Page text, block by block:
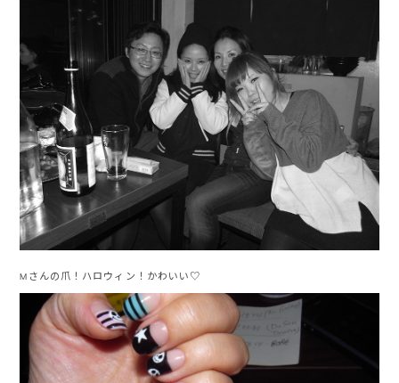
Mさんの爪！ハロウィン！かわいい♡